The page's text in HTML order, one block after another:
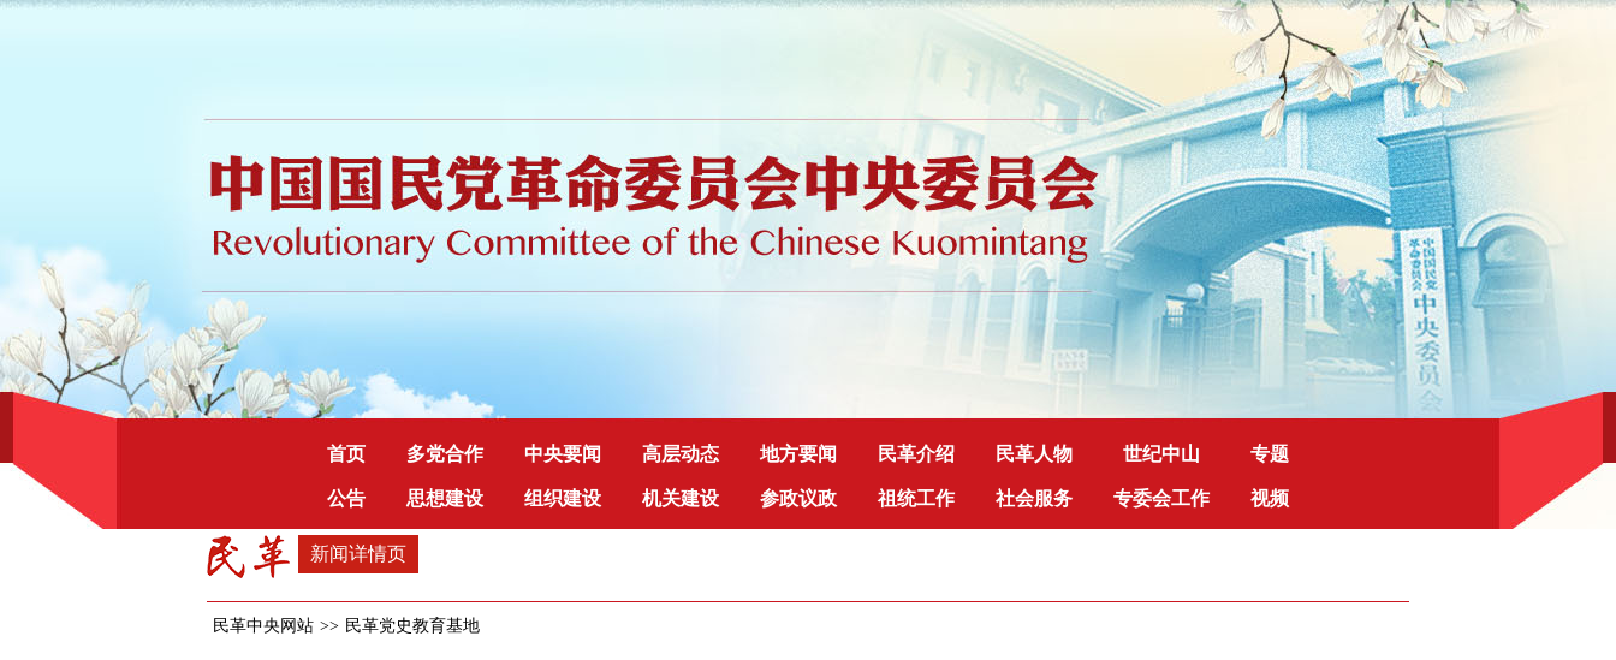
首页 多党合作 中央要闻 高层动态 地方要闻 民革介绍 民革人物 世纪中山 专题
公告 思想建设 组织建设 机关建设 参政议政 祖统工作 社会服务 专委会工作 视频
新闻详情页
民革中央网站 >> 民革党史教育基地